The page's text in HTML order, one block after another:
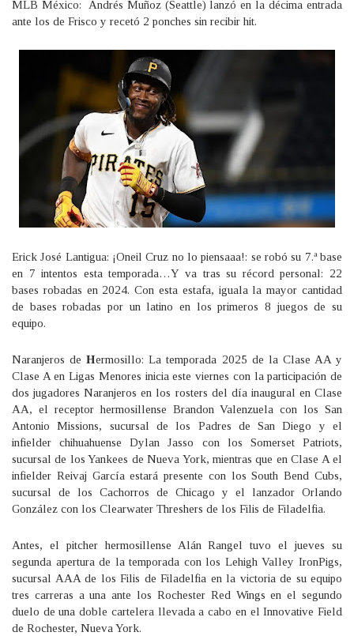
MLB México: Andrés Muñoz (Seattle) lanzó en la décima entrada
ante los de Frisco y recetó 2 ponches sin recibir hit.
Erick José Lantigua: ¡Oneil Cruz no lo piensaaa!: se robó su 7.ª base
en 7 intentos esta temporada…Y va tras su récord personal: 22
bases robadas en 2024. Con esta estafa, iguala la mayor cantidad
de bases robadas por un latino en los primeros 8 juegos de su
equipo.
Naranjeros de 𝐇ermosillo: La temporada 2025 de la Clase AA y
Clase A en Ligas Menores inicia este viernes con la participación de
dos jugadores Naranjeros en los rosters del día inaugural en Clase
AA, el receptor hermosillense Brandon Valenzuela con los San
Antonio Missions, sucursal de los Padres de San Diego y el
infielder chihuahuense Dylan Jasso con los Somerset Patriots,
sucursal de los Yankees de Nueva York, mientras que en Clase A el
infielder Reivaj García estará presente con los South Bend Cubs,
sucursal de los Cachorros de Chicago y el lanzador Orlando
González con los Clearwater Threshers de los Filis de Filadelfia.
Antes, el pitcher hermosillense Alán Rangel tuvo el jueves su
segunda apertura de la temporada con los Lehigh Valley IronPigs,
sucursal AAA de los Filis de Filadelfia en la victoria de su equipo
tres carreras a una ante los Rochester Red Wings en el segundo
duelo de una doble cartelera llevada a cabo en el Innovative Field
de Rochester, Nueva York.